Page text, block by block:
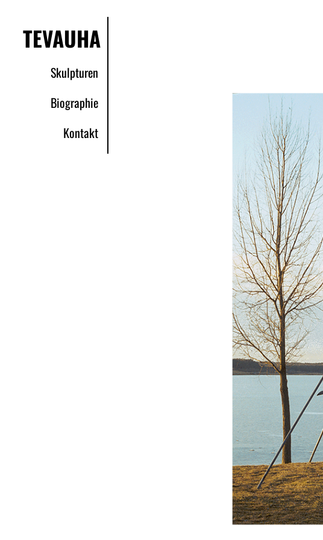
TEVAUHA
Skulpturen
Biographie
Kontakt